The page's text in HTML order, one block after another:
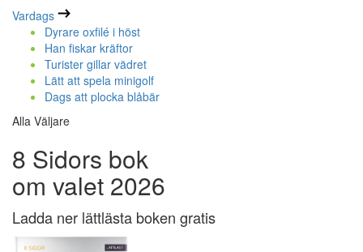
Vardags
Dyrare oxfilé i höst
Han fiskar kräftor
Turister gillar vädret
Lätt att spela minigolf
Dags att plocka blåbär
Alla Väljare
8 Sidors bok
om valet 2026
Ladda ner lättlästa boken gratis